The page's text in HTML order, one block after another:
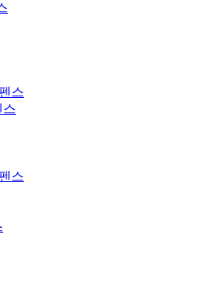
스
스
스